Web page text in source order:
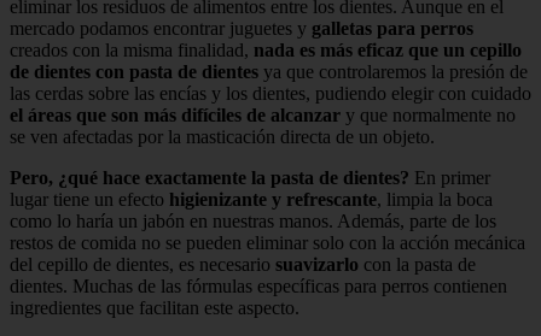
eliminar los residuos de alimentos entre los dientes. Aunque en el
mercado podamos encontrar juguetes y galletas para perros
creados con la misma finalidad, nada es más eficaz que un cepillo
de dientes con pasta de dientes ya que controlaremos la presión de
las cerdas sobre las encías y los dientes, pudiendo elegir con cuidado
el áreas que son más difíciles de alcanzar y que normalmente no
se ven afectadas por la masticación directa de un objeto.
Pero, ¿qué hace exactamente la pasta de dientes? En primer
lugar tiene un efecto higienizante y refrescante, limpia la boca
como lo haría un jabón en nuestras manos. Además, parte de los
restos de comida no se pueden eliminar solo con la acción mecánica
del cepillo de dientes, es necesario suavizarlo con la pasta de
dientes. Muchas de las fórmulas específicas para perros contienen
ingredientes que facilitan este aspecto.